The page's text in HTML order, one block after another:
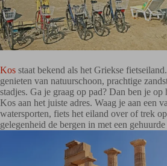
Kos staat bekend als het Griekse
genieten van natuurschoon, prachtige
stadjes. Ga je graag op pad? Dan ben je op
Kos aan het juiste adres. Waag je aan een
watersporten, fiets het eiland over of trek
gelegenheid de bergen in met een